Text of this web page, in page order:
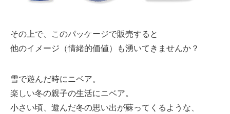
その上で、このパッケージで販売すると
他のイメージ（情緒的価値）も湧いてきませんか？
雪で遊んだ時にニベア。
楽しい冬の親子の生活にニベア。
小さい頃、遊んだ冬の思い出が蘇ってくるような、